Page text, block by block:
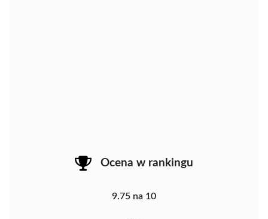
Ocena w rankingu
9.75 na 10